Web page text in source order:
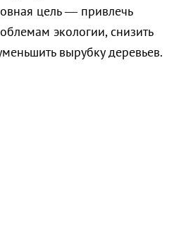
цель — привлечь
экологии, снизить
вырубку деревьев.